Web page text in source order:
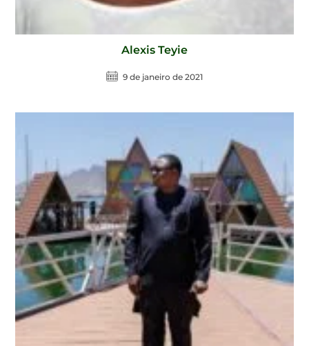
Alexis Teyie
9 de janeiro de 2021